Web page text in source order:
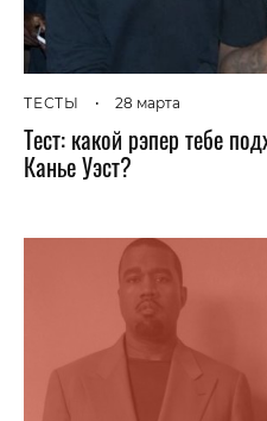
ТЕСТЫ • 28 марта
Тест: какой рэпер тебе
Канье Уэст?